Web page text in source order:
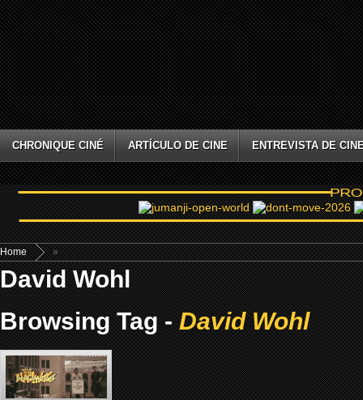
CHRONIQUE CINÉ ARTÍCULO DE CINE ENTREVISTA DE
Home »
David Wohl
Browsing Tag -David Wohl